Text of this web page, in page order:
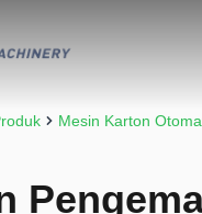
Mesin Karton